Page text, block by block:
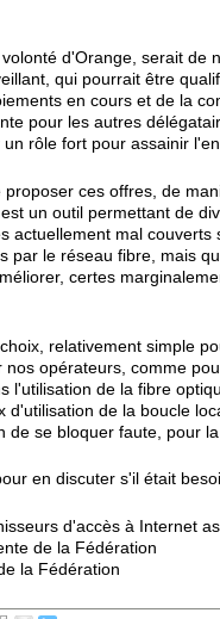
d'Orange, serait
qui pourrait être
en cours et de la
pour les autres
rôle fort pour assainir
ces offres, de
un outil permettant de
actuellement mal
par le réseau fibre, mais
certes
relativement simple
nos opérateurs, comme
l'utilisation de la fibre
d'utilisation de la boucle
de se bloquer faute, pour
en discuter s'il était
d'accès à Internet
de la Fédération
la Fédération